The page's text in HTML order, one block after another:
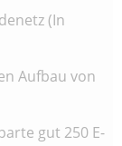
(In
Aufbau von
gut 250 E-